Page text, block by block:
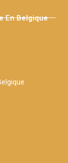
En Belgique